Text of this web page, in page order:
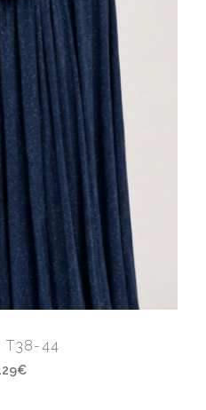
T38-44